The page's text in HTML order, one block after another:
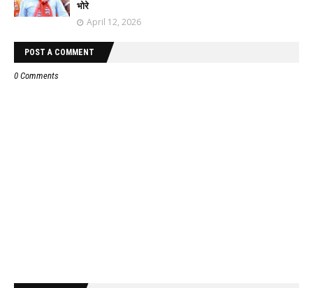
भोरे
April 12, 2026
POST A COMMENT
0 Comments